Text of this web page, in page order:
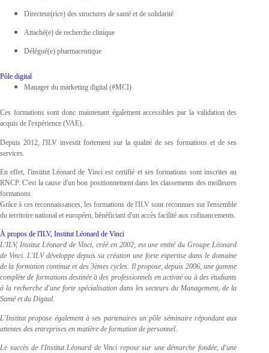
Directeur(rice) des structures de santé et de solidarité
Attaché(e) de recherche clinique
Délégué(e) pharmaceutique
Pôle digital
Manager du marketing digital (#MCI)
Ces formations sont donc maintenant également accessibles par la validation des
acquis de l'expérience (VAE).
Depuis 2012, l'ILV investit fortement sur la qualité de ses formations et de ses
services.
En effet, l'institut Léonard de Vinci est certifié et ses formations sont inscrites au
RNCP. C'est la cause d'un bon positionnement dans les classements des meilleures
formations.
Grâce à ces reconnaissances, les formations de l'ILV sont reconnues sur l'ensemble
du territoire national et européen, bénéficiant d'un accès facilité aux cofinancements.
À propos de l'ILV, Institut Léonard de Vinci
L'ILV, Institut Léonard de Vinci, créé en 2002, est une entité du Groupe Léonard
de Vinci. L'ILV développe depuis sa création une forte expertise dans le domaine
de la formation continue et des 3èmes cycles. Il propose, depuis 2006, une gamme
complète de formations destinée à des professionnels en activité ou à des étudiants
à la recherche d'une forte spécialisation dans les secteurs du Management, de la
Santé et du Digital.
L'Institut propose également à ses partenaires un pôle séminaire répondant aux
attentes des entreprises en matière de formation de personnel.
Le succès de l'Institut Léonard de Vinci repose sur une démarche fondée, d'une